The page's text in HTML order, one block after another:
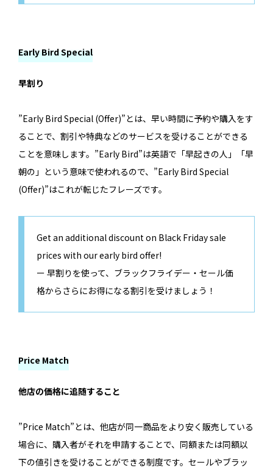
Early Bird Special
早割り
”Early Bird Special (Offer)”とは、早い時間に予約や購入をす
ることで、割引や特典などのサービスを受けることができる
ことを意味します。”Early Bird”は英語で「早起きの人」「早
朝の」という意味で使われるので、”Early Bird Special
(Offer)”はこれが転じたフレーズです。
Get an additional discount on Black Friday sale
prices with our early bird offer!
ー 早割りを使って、ブラックフライデー・セール価
格からさらにお得になる割引を受けましょう！
Price Match
他店の価格に追随すること
”Price Match”とは、他店が同一商品をより安く販売している
場合に、購入者がそれを申請することで、同額または同額以
下の値引きを受けることができる制度です。セールやブラッ